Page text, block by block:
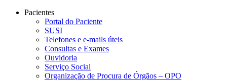
Pacientes
Portal do Paciente
SUSI
Telefones e e-mails úteis
Consultas e Exames
Ouvidoria
Serviço Social
Organização de Procura de Órgãos – OPO